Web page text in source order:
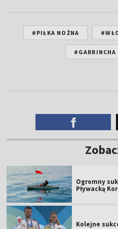
#PIŁKA NOŻNA
#GARRINCHA
Ogromny
Pływacką
Kolejne